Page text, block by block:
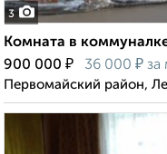
3
Комната в
900 000 ₽ 36 000 ₽ за
Первомайский район,